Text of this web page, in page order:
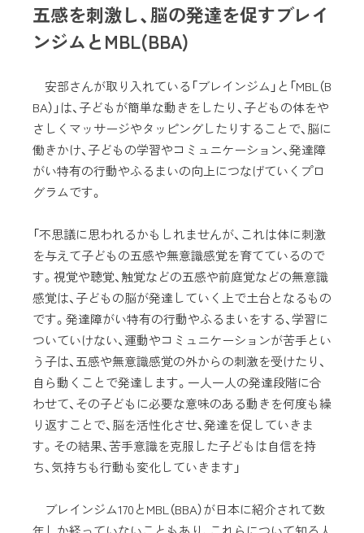
五感を刺激し、脳の発達を促すブレイ
ンジムとMBL(BBA)
安部さんが取り入れている「ブレインジム」と「MBL（B
BA）」は、子どもが簡単な動きをしたり、子どもの体をや
さしくマッサージやタッピングしたりすることで、脳に
働きかけ、子どもの学習やコミュニケーション、発達障
がい特有の行動やふるまいの向上につなげていくプロ
グラムです。
「不思議に思われるかもしれませんが、これは体に刺激
を与えて子どもの五感や無意識感覚を育てているので
す。視覚や聴覚、触覚などの五感や前庭覚などの無意識
感覚は、子どもの脳が発達していく上で土台となるもの
です。発達障がい特有の行動やふるまいをする、学習に
ついていけない、運動やコミュニケーションが苦手とい
う子は、五感や無意識感覚の外からの刺激を受けたり、
自ら動くことで発達します。一人一人の発達段階に合
わせて、その子どもに必要な意味のある動きを何度も繰
り返すことで、脳を活性化させ、発達を促していきま
す。その結果、苦手意識を克服した子どもは自信を持
ち、気持ちも行動も変化していきます」
ブレインジム170とMBL（BBA）が日本に紹介されて数